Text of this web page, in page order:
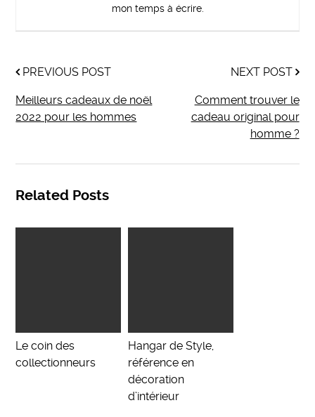
mon temps à écrire.
PREVIOUS POST
Meilleurs cadeaux de noël
2022 pour les hommes
NEXT POST
Comment trouver le
cadeau original pour
homme ?
Related Posts
Le coin des
collectionneurs
Hangar de Style,
référence en
décoration
d’intérieur